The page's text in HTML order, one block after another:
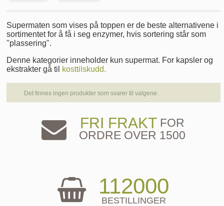
Supermaten som vises på toppen er de beste alternativene i
sortimentet for å få i seg enzymer, hvis sortering står som
"plassering".
Denne kategorier inneholder kun supermat. For kapsler og
ekstrakter gå til
kosttilskudd.
Det finnes ingen produkter som svarer til valgene.
FRI FRAKTFOR
ORDRE OVER 1500
112000
BESTILLINGER